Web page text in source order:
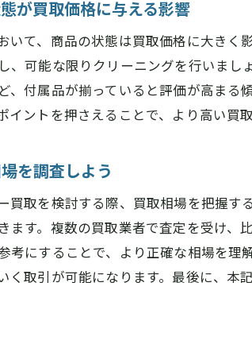
買取時の交
アクセサリ
橿原市特有
高額査定を
周囲の人か
買取に有利
査定額を上
橿原市内で
特徴的なデ
が買取価格に与える影響
いて、商品の状態は買取価格に大き
、可能な限りクリーニングを行いま
、付属品が揃っていると評価が高ま
イントを押さえることで、より高い買
を調査しよう
買取を検討する際、買取相場を把握
ます。複数の買取業者で査定を受け
考にすることで、より正確な相場を
く取引が可能になります。最後に、